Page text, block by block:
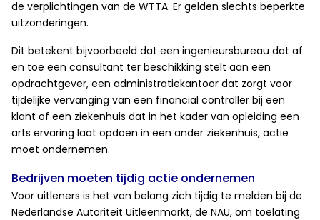
de verplichtingen van de WTTA. Er gelden slechts beperkte
uitzonderingen.
Dit betekent bijvoorbeeld dat een ingenieursbureau dat af
en toe een consultant ter beschikking stelt aan een
opdrachtgever, een administratiekantoor dat zorgt voor
tijdelijke vervanging van een financial controller bij een
klant of een ziekenhuis dat in het kader van opleiding een
arts ervaring laat opdoen in een ander ziekenhuis, actie
moet ondernemen.
Bedrijven moeten tijdig actie ondernemen
Voor uitleners is het van belang zich tijdig te melden bij de
Nederlandse Autoriteit Uitleenmarkt, de NAU, om toelating